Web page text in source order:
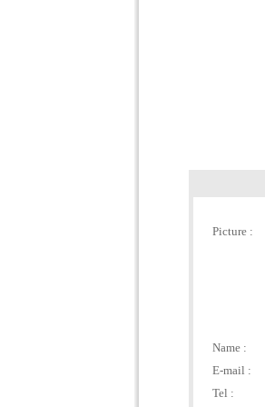
Picture :
Name :
E-mail :
Tel :